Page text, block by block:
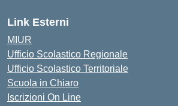
Link Esterni
MIUR
Ufficio Scolastico Regionale
Ufficio Scolastico Territoriale
Scuola in Chiaro
Iscrizioni On Line